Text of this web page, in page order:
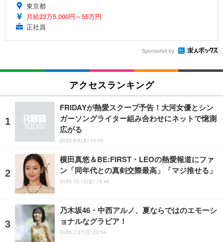
東京都
月給23万5,000円～55万円
正社員
Sponsored by
アクセスランキング
FRIDAYが熱愛スクープ予告！大河女優とシン
ガーソングライター組み合わせにネットで憶測
広がる
2026.8.6(木) 13:00
横田真悠＆BE:FIRST・LEOの熱愛報道にファ
ン「同年代との真剣交際最高」「マジ推せる」
2025.12.12(金) 18:44
乃木坂46・中西アルノ、夏ならではのエモーシ
ョナルなグラビア！
2026.7.27(月) 22:54